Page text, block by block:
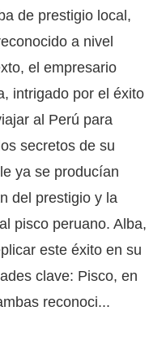
de prestigio local,
a nivel
el empresario
intrigado por el éxito
al Perú para
secretos de su
ya se producían
del prestigio y la
pisco peruano. Alba,
este éxito en su
clave: Pisco, en
reconoci...